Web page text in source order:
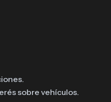
sobre vehículos.